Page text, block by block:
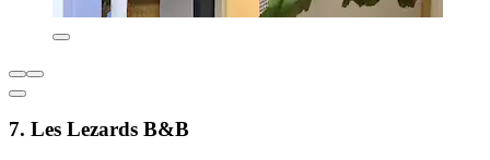
7. Les Lezards B&B